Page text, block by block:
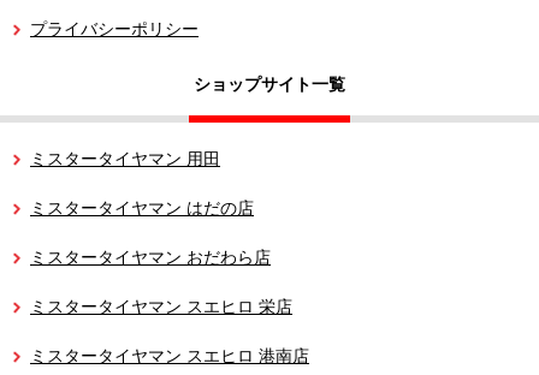
プライバシーポリシー
ショップサイト一覧
ミスタータイヤマン 用田
ミスタータイヤマン はだの店
ミスタータイヤマン おだわら店
ミスタータイヤマン スエヒロ 栄店
ミスタータイヤマン スエヒロ 港南店